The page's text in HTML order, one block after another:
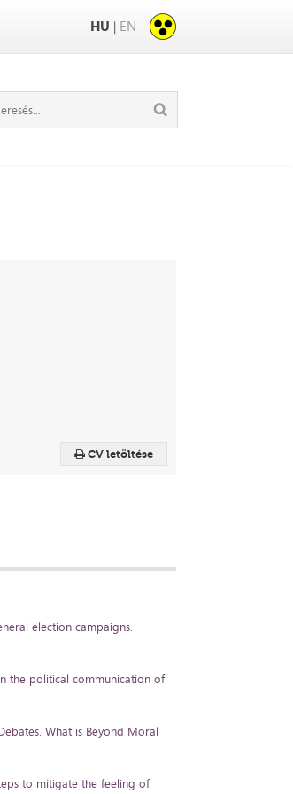
HU | EN
CV letöltése
election campaigns.
the political communication of
What is Beyond Moral
to mitigate the feeling of